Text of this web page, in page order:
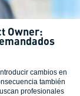
Owner:
cambios en
también
profesionales